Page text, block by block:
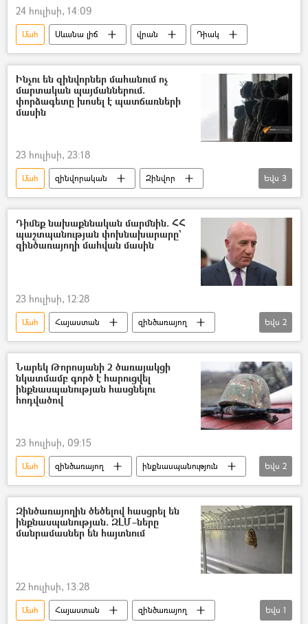
24 հուլիսի, 14:09
Մահ Սևանա լիճ վրան Դիակ
Ինչու են զինվորներ մահանում ոչ
մարտական պայմաններում.
փորձագետը խոսել է պատճառների
մասին
23 հուլիսի, 23:18
Մահ զինվորական
Զինվոր
Բանակ
Պաշտպանության նախարարություն
Հայաստան
Եվս 3
Դիմեք նախաքննական մարմնին. ՀՀ
պաշտպանության փոխնախարարը`
զինծառայողի մահվան մասին
23 հուլիսի, 12:28
Մահ Հայաստան
զինծառայող
Արման Սարգսյան
Նարեկ Թորոսյան
Եվս 2
Նարեկ Թորոսյանի 2 ծառայակցի
նկատմամբ գործ է հարուցվել
ինքնասպանության հասցնելու
հոդվածով
23 հուլիսի, 09:15
Մահ զինծառայող
ինքնասպանություն
Բանակ
ՀՀ պաշտպանության նախարարություն (ՊՆ)
Եվս 2
Զինծառայողին ծեծելով հասցրել են
ինքնասպանության. ԶԼՄ–ները
մանրամասներ են հայտնում
22 հուլիսի, 13:28
Մահ Հայաստան
զինծառայող
Եվս 1